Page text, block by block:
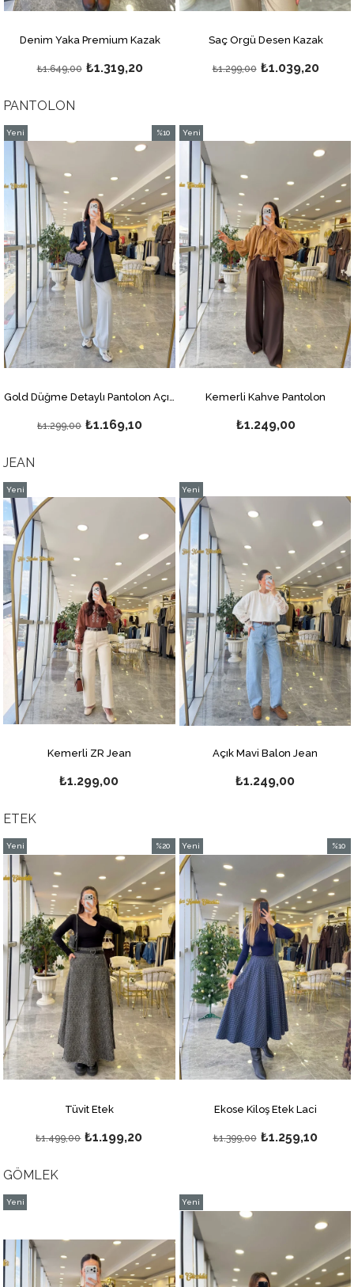
Denim Yaka Premium Kazak
₺1.319,20
₺1.649,00
Saç Örgü Desen Kazak
₺1.039,20
₺1.299,00
PANTOLON
₺1.169,10
₺1.299,00
%10
%10İndirim
Yeni
Kemerli Kahve Pantolon
₺1.249,00
Yeni
JEAN
Açık Mavi Balon Jean
₺1.249,00
Yeni
Ürün
Çizgili Balon Jean
₺1.799,00
Yeni
Ürün
ETEK
Ekose Kiloş Etek Laci
₺1.259,10
₺1.399,00
%10
İndirim
%10İndirim
Yeni
Ürün
Kemerli Siyah Uzun Etek
₺1.499,00
Yeni
Ürün
GÖMLEK
Yeni
Yeni
Ürün